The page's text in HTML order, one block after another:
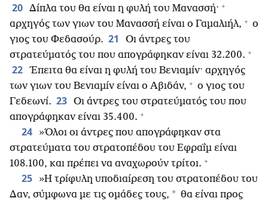
20 Δίπλα του θα είναι η φυλή του Μανασσή· +
αρχηγός των γιων του Μανασσή είναι ο Γαμαλιήλ, + ο
γιος του Φεδασούρ. 21
Οι άντρες του
στρατεύματός του που απογράφηκαν είναι 32.200. +
22 Έπειτα θα είναι η φυλή του Βενιαμίν· αρχηγός
των γιων του Βενιαμίν είναι ο Αβιδάν, + ο γιος του
Γεδεωνί. 23 Οι άντρες του στρατεύματός του που
απογράφηκαν είναι 35.400. +
24
»Όλοι οι άντρες που απογράφηκαν στα
στρατεύματα του στρατοπέδου του Εφραΐμ είναι
108.100, και πρέπει να αναχωρούν τρίτοι. +
25
»Η τρίφυλη υποδιαίρεση του στρατοπέδου του
Δαν, σύμφωνα με τις ομάδες τους, * θα είναι προς